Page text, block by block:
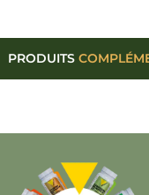
PRODUITS